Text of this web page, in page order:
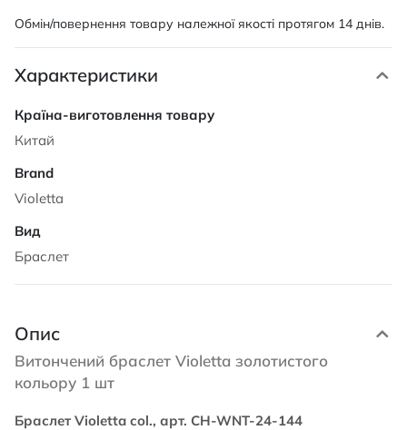
Обмін/повернення товару належної якості протягом 14 днів.
Характеристики
Характеристики
Китай
Violetta
Браслет
Опис
Витончений браслет Violetta золотистого
кольору 1 шт
Браслет Violetta col., арт. CH-WNT-24-144